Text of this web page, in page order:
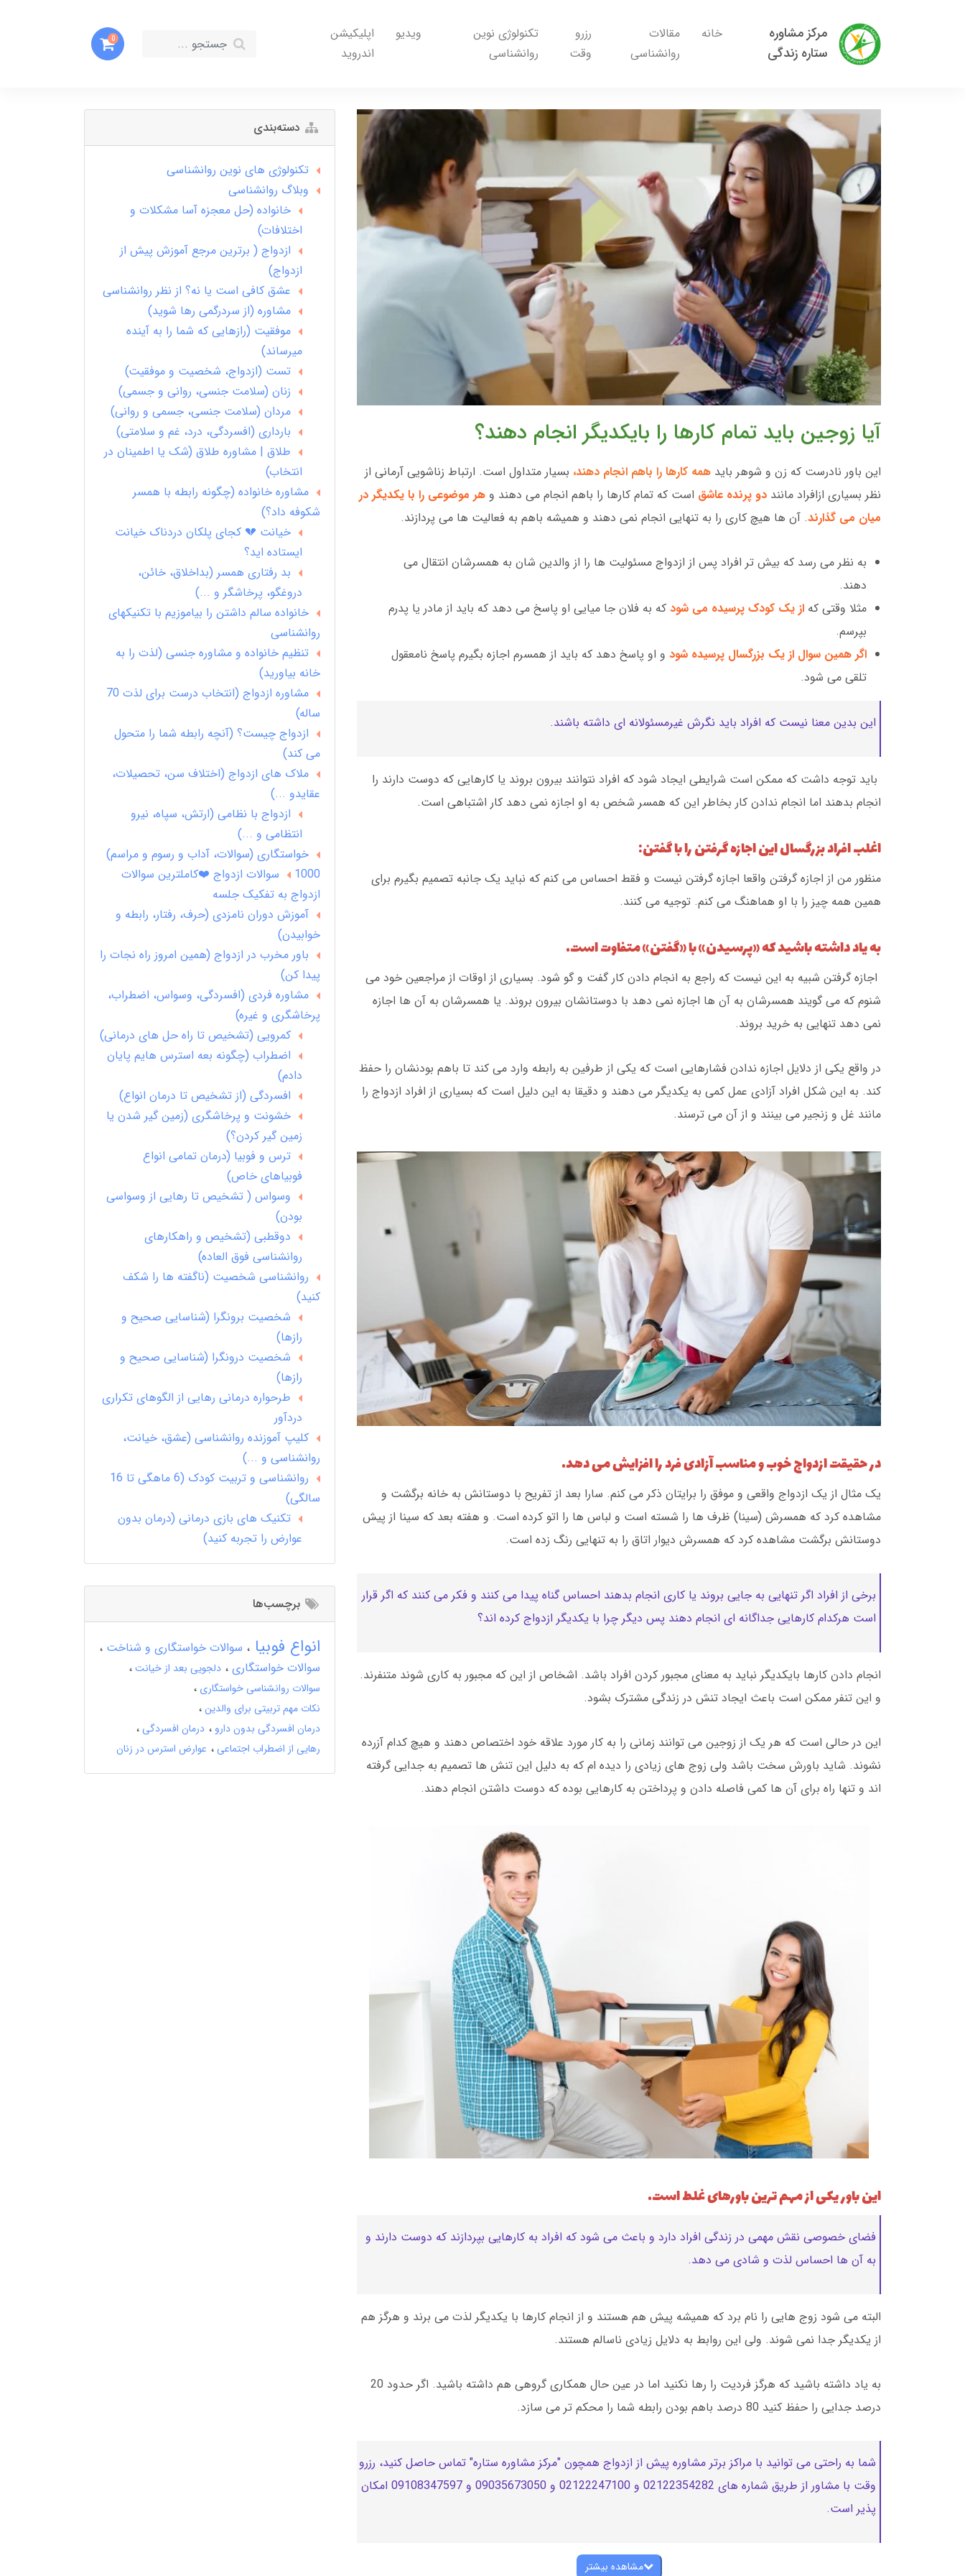
مرکز مشاوره
ستاره زندگی
خانه
مقالات
روانشناسی
رزرو
وقت
تکنولوژی نوین
روانشناسی
ویدیو
اپلیکیشن
اندروید
0
آیا زوجین باید تمام کارها را بایکدیگر انجام دهند؟
این باور نادرست که زن و شوهر باید همه کارها را باهم انجام دهند، بسیار متداول است. ارتباط زناشویی آرمانی از
نظر بسیاری ازافراد مانند دو پرنده عاشق است که تمام کارها را باهم انجام می دهند و هر موضوعی را با یکدیگر در
میان می گذارند. آن ها هیچ کاری را به تنهایی انجام نمی دهند و همیشه باهم به فعالیت ها می پردازند.
به نظر می رسد که بیش تر افراد پس از ازدواج مسئولیت ها را از والدین شان به همسرشان انتقال می
دهند.
مثلا وقتی که از یک کودک پرسیده می شود که به فلان جا میایی او پاسخ می دهد که باید از مادر یا پدرم
بپرسم.
اگر همین سوال از یک بزرگسال پرسیده شود و او پاسخ دهد که باید از همسرم اجازه بگیرم پاسخ نامعقول
تلقی می شود.
این بدین معنا نیست که افراد باید نگرش غیرمسئولانه ای داشته باشند.
باید توجه داشت که ممکن است شرایطی ایجاد شود که افراد نتوانند بیرون بروند یا کارهایی که دوست دارند را
انجام بدهند اما انجام ندادن کار بخاطر این که همسر شخص به او اجازه نمی دهد کار اشتباهی است.
اغلب افراد بزرگسال این اجازه گرفتن را با گفتن:
منظور من از اجازه گرفتن واقعا اجازه گرفتن نیست و فقط احساس می کنم که نباید یک جانبه تصمیم بگیرم برای
همین همه چیز را با او هماهنگ می کنم. توجیه می کنند.
به یاد داشته باشید که «پرسیدن» با «گفتن» متفاوت است.
اجازه گرفتن شبیه به این نیست که راجع به انجام دادن کار گفت و گو شود. بسیاری از اوقات از مراجعین خود می
شنوم که می گویند همسرشان به آن ها اجازه نمی دهد با دوستانشان بیرون بروند. یا همسرشان به آن ها اجازه
نمی دهد تنهایی به خرید بروند.
در واقع یکی از دلایل اجازه ندادن فشارهایی است که یکی از طرفین به رابطه وارد می کند تا باهم بودنشان را حفظ
کند. به این شکل افراد آزادی عمل کمی به یکدیگر می دهند و دقیقا به این دلیل است که بسیاری از افراد ازدواج را
مانند غل و زنجیر می بینند و از آن می ترسند.
در حقیقت ازدواج خوب و مناسب آزادی فرد را افزایش می دهد.
یک مثال از یک ازدواج واقعی و موفق را برایتان ذکر می کنم. سارا بعد از تفریح با دوستانش به خانه برگشت و
مشاهده کرد که همسرش (سینا) ظرف ها را شسته است و لباس ها را اتو کرده است. و هفته بعد که سینا از پیش
دوستانش برگشت مشاهده کرد که همسرش دیوار اتاق را به تنهایی رنگ زده است.
برخی از افراد اگر تنهایی به جایی بروند یا کاری انجام بدهند احساس گناه پیدا می کنند و فکر می کنند که اگر قرار
است هرکدام کارهایی جداگانه ای انجام دهند پس دیگر چرا با یکدیگر ازدواج کرده اند؟
انجام دادن کارها بایکدیگر نباید به معنای مجبور کردن افراد باشد. اشخاص از این که مجبور به کاری شوند متنفرند.
و این تنفر ممکن است باعث ایجاد تنش در زندگی مشترک بشود.
این در حالی است که هر یک از زوجین می توانند زمانی را به کار مورد علاقه خود اختصاص دهند و هیچ کدام آزرده
نشوند. شاید باورش سخت باشد ولی زوج های زیادی را دیده ام که به دلیل این تنش ها تصمیم به جدایی گرفته
اند و تنها راه برای آن ها کمی فاصله دادن و پرداختن به کارهایی بوده که دوست داشتن انجام دهند.
این باور یکی از مهم ترین باورهای غلط است.
فضای خصوصی نقش مهمی در زندگی افراد دارد و باعث می شود که افراد به کارهایی بپردازند که دوست دارند و
به آن ها احساس لذت و شادی می دهد.
البته می شود زوج هایی را نام برد که همیشه پیش هم هستند و از انجام کارها با یکدیگر لذت می برند و هرگز هم
از یکدیگر جدا نمی شوند. ولی این روابط به دلایل زیادی ناسالم هستند.
به یاد داشته باشید که هرگز فردیت را رها نکنید اما در عین حال همکاری گروهی هم داشته باشید. اگر حدود 20
درصد جدایی را حفظ کنید 80 درصد باهم بودن رابطه شما را محکم تر می سازد.
شما به راحتی می توانید با مراکز برتر مشاوره پیش از ازدواج همچون "مرکز مشاوره ستاره" تماس حاصل کنید، رزرو
وقت با مشاور از طریق شماره های 02122354282 و 02122247100 و 09035673050 و 09108347597 امکان
پذیر است.
مشاهده بیشتر
دسته‌بندی
تکنولوژی های نوین روانشناسی
وبلاگ روانشناسی
خانواده (حل معجزه آسا مشکلات و
اختلافات)
ازدواج ( برترین مرجع آموزش پیش از
ازدواج)
عشق کافی است یا نه؟ از نظر روانشناسی
مشاوره (از سردرگمی رها شوید)
موفقیت (رازهایی که شما را به آینده
میرساند)
تست (ازدواج، شخصیت و موفقیت)
زنان (سلامت جنسی، روانی و جسمی)
مردان (سلامت جنسی، جسمی و روانی)
بارداری (افسردگی، درد، غم و سلامتی)
طلاق | مشاوره طلاق (شک یا اطمینان در
انتخاب)
مشاوره خانواده (چگونه رابطه با همسر
شکوفه داد؟)
خیانت 💔 کجای پلکان دردناک خیانت
ایستاده اید؟
بد رفتاری همسر (بداخلاق، خائن،
دروغگو، پرخاشگر و ...)
خانواده سالم داشتن را بیاموزیم با تکنیکهای
روانشناسی
تنظیم خانواده و مشاوره جنسی (لذت را به
خانه بیاورید)
مشاوره ازدواج (انتخاب درست برای لذت 70
ساله)
ازدواج چیست؟ (آنچه رابطه شما را متحول
می کند)
ملاک های ازدواج (اختلاف سن، تحصیلات،
عقایدو ...)
ازدواج با نظامی (ارتش، سپاه، نیرو
انتظامی و ...)
خواستگاری (سوالات، آداب و رسوم و مراسم)
1000 سوالات ازدواج ❤️کاملترین سوالات
ازدواج به تفکیک جلسه
آموزش دوران نامزدی (حرف، رفتار، رابطه و
خوابیدن)
باور مخرب در ازدواج (همین امروز راه نجات را
پیدا کن)
مشاوره فردی (افسردگی، وسواس، اضطراب،
پرخاشگری و غیره)
کمرویی (تشخیص تا راه حل های درمانی)
اضطراب (چگونه بعه استرس هایم پایان
دادم)
افسردگی (از تشخیص تا درمان انواع)
خشونت و پرخاشگری (زمین گیر شدن یا
زمین گیر کردن؟)
ترس و فوبیا (درمان تمامی انواع
فوبیاهای خاص)
وسواس ( تشخیص تا رهایی از وسواسی
بودن)
دوقطبی (تشخیص و راهکارهای
روانشناسی فوق العاده)
روانشناسی شخصیت (ناگفته ها را شکف
کنید)
شخصیت برونگرا (شناسایی صحیح و
رازها)
شخصیت درونگرا (شناسایی صحیح و
رازها)
طرحواره درمانی رهایی از الگوهای تکراری
دردآور
کلیپ آموزنده روانشناسی (عشق، خیانت،
روانشناسی و ...)
روانشناسی و تربیت کودک (6 ماهگی تا 16
سالگی)
تکنیک های بازی درمانی (درمان بدون
عوارض را تجربه کنید)
برچسب‌ها
انواع فوبیا
سوالات خواستگاری و شناخت
سوالات خواستگاری
دلجویی بعد از خیانت
سوالات روانشناسی خواستگاری
نکات مهم تربیتی برای والدین
درمان افسردگی بدون دارو
درمان افسردگی
رهایی از اضطراب اجتماعی
عوارض استرس در زنان